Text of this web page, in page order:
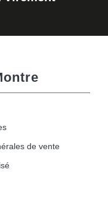
de vente